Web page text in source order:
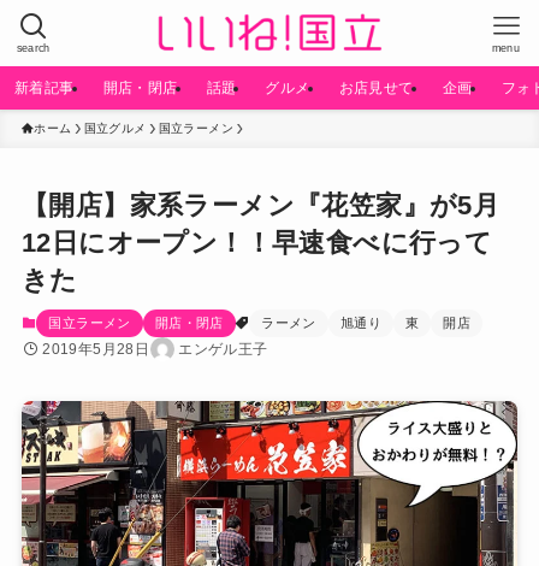
search menu
新着記事 開店・閉店 話題 グルメ お店見せて 企画 フォ
ホーム 国立グルメ 国立ラーメン
【開店】家系ラーメン『花笠家』が5月
12日にオープン！！早速食べに行って
きた
国立ラーメン 開店・閉店 ラーメン 旭通り 東 開店
2019年5月28日 エンゲル王子